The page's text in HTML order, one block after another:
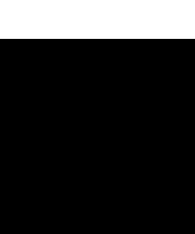
天要看的是〈护戒品 第2〉中的一个故事
经》第四册 No.211《法句譬喻经》卷第1之
国有二新学比丘，欲往见佛。二国中间旷